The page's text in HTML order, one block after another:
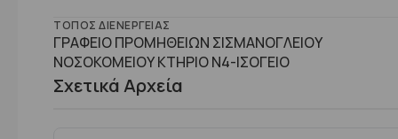
ΤΌΠΟΣ ΔΙΕΝΈΡΓΕΙΑΣ
ΓΡΑΦΕΙΟ ΠΡΟΜΗΘΕΙΩΝ ΣΙΣΜΑΝΟΓΛΕΙΟΥ
ΝΟΣΟΚΟΜΕΙΟΥ ΚΤHΡΙΟ Ν4-ΙΣΟΓΕΙΟ
Σχετικά Αρχεία